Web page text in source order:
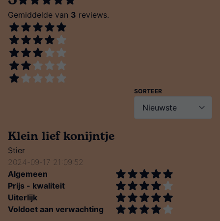
Gemiddelde van 3 reviews.
SORTEER
Klein lief konijntje
Stier
2024-09-17 21:09:52
Algemeen
Prijs - kwaliteit
Uiterlijk
Voldoet aan verwachting